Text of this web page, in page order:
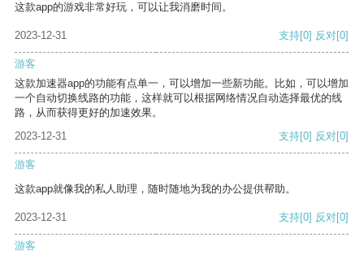
这款app的游戏非常好玩，可以让我消磨时间。
2023-12-31 支持[0] 反对[0]
游客
这款加速器app的功能有点单一，可以增加一些新功能。比如，可以增加
一个自动切换线路的功能，这样就可以根据网络情况自动选择最优的线
路，从而获得更好的加速效果。
2023-12-31
支持[0] 反对[0]
游客
这款app就像我的私人助理，随时随地为我的办公提供帮助。
2023-12-31 支持[0] 反对[0]
游客